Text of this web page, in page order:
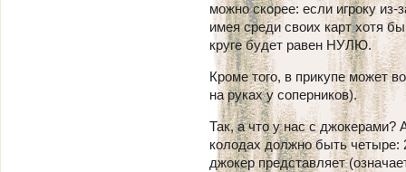
можно скорее: если игроку из-
имея среди своих карт хотя
круге будет равен НУЛЮ.
Кроме того, в прикупе может
на руках у соперников).
Так, а что у нас c джокерами?
колодах должно быть четыре:
джокер представляет